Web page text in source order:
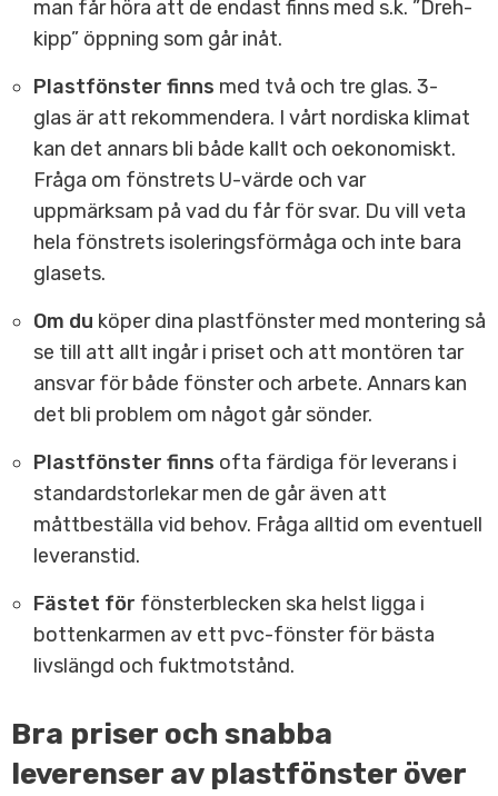
man får höra att de endast finns med s.k. ”Dreh-
kipp” öppning som går inåt.
Plastfönster finns med två och tre glas. 3-
glas är att rekommendera. I vårt nordiska klimat
kan det annars bli både kallt och oekonomiskt.
Fråga om fönstrets U-värde och var
uppmärksam på vad du får för svar. Du vill veta
hela fönstrets isoleringsförmåga och inte bara
glasets.
Om du köper dina plastfönster med montering så
se till att allt ingår i priset och att montören tar
ansvar för både fönster och arbete. Annars kan
det bli problem om något går sönder.
Plastfönster finns ofta färdiga för leverans i
standardstorlekar men de går även att
måttbeställa vid behov. Fråga alltid om eventuell
leveranstid.
Fästet för fönsterblecken ska helst ligga i
bottenkarmen av ett pvc-fönster för bästa
livslängd och fuktmotstånd.
Bra priser och snabba
leverenser av plastfönster över